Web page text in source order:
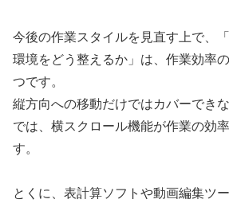
今後の作業スタイルを見直す上で、
環境をどう整えるか」は、作業効率
つです。
縦方向への移動だけではカバーでき
では、横スクロール機能が作業の効
す。
とくに、表計算ソフトや動画編集ツ